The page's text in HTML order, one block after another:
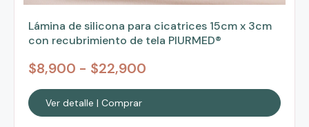
Lámina de silicona para cicatrices 15cm x 3cm
con recubrimiento de tela PIURMED®
$8,900 - $22,900
Ver detalle | Comprar